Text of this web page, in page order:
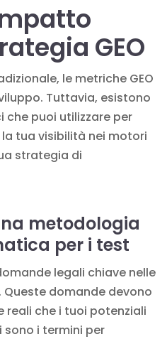
GEO
le metriche GEO
Tuttavia, esistono
puoi utilizzare per
tua visibilità nei motori
strategia di
metodologia
per i test
legali chiave nelle
domande devono
reali che i tuoi potenziali
sono i termini per